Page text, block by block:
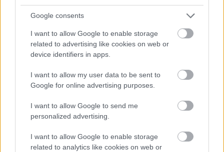
Google consents
I want to allow Google to enable storage
related to advertising like cookies on web or
device identifiers in apps.
I want to allow my user data to be sent to
Google for online advertising purposes.
I want to allow Google to send me
personalized advertising.
I want to allow Google to enable storage
related to analytics like cookies on web or
Môj dom 07-08/2026